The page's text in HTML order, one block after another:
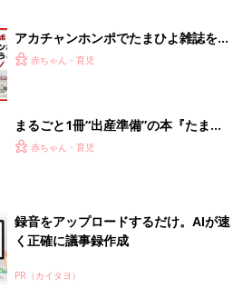
アカチャンホンポでたまひよ雑誌を買
うとポイント10倍【期間限定】
赤ちゃん・育児
まるごと1冊“出産準備”の本『たまご
クラブ 夏号』〈スペシャル大特集〉
赤ちゃん・育児
録音をアップロードするだけ。AIが速
く正確に議事録作成
PR（カイタヨ）